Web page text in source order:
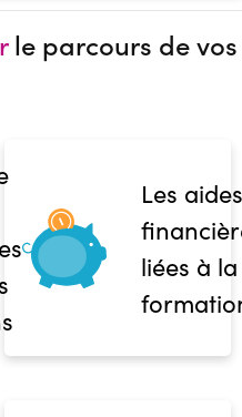
le parcours de vos
Les aides
liées à la